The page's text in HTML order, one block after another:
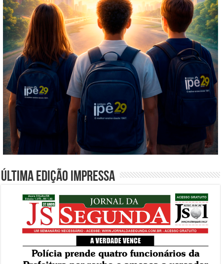
Última edição impressa